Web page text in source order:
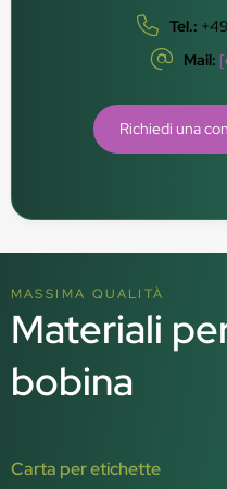
Tel.:
Mail:
Richiedi una
MASSIMA QUALITÀ
Materiali
bobina
Carta per etichette